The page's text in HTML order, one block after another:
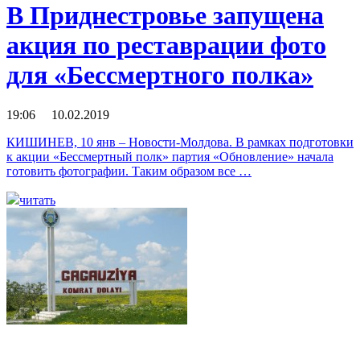
В Приднестровье запущена
акция по реставрации фото
для «Бессмертного полка»
19:06 10.02.2019
КИШИНЕВ, 10 янв – Новости-Молдова. В рамках подготовки
к акции «Бессмертный полк» партия «Обновление» начала
готовить фотографии. Таким образом все …
читать